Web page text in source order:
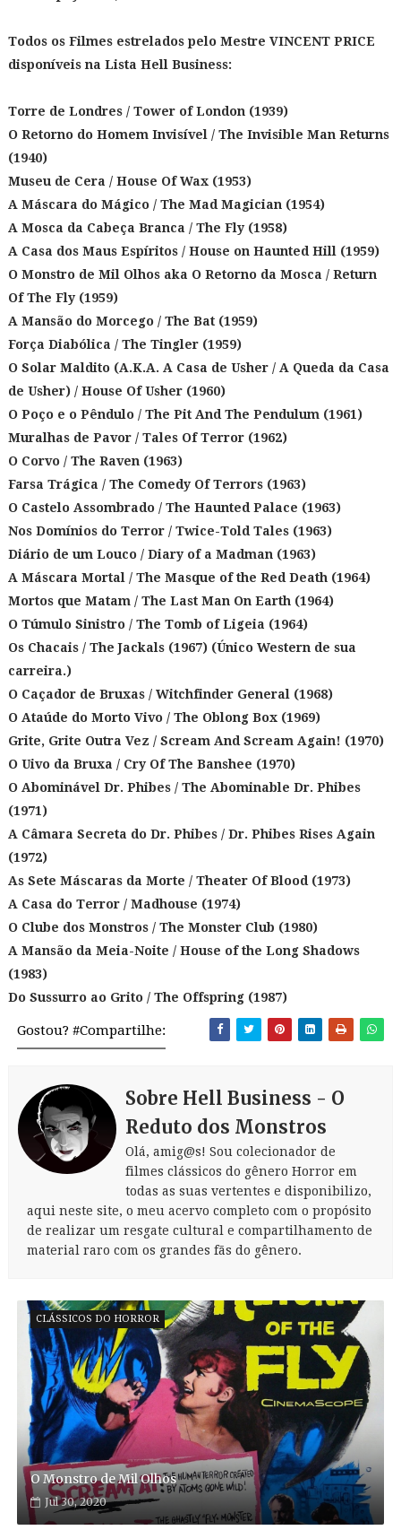
Todos os Filmes estrelados pelo Mestre VINCENT PRICE
disponíveis na Lista Hell Business:
Torre de Londres / Tower of London (1939)
O Retorno do Homem Invisível / The Invisible Man Returns
(1940)
Museu de Cera / House Of Wax (1953)
A Máscara do Mágico / The Mad Magician (1954)
A Mosca da Cabeça Branca / The Fly (1958)
A Casa dos Maus Espíritos / House on Haunted Hill (1959)
O Monstro de Mil Olhos aka O Retorno da Mosca / Return
Of The Fly (1959)
A Mansão do Morcego / The Bat (1959)
Força Diabólica / The Tingler (1959)
O Solar Maldito (A.K.A. A Casa de Usher / A Queda da Casa
de Usher) / House Of Usher (1960)
O Poço e o Pêndulo / The Pit And The Pendulum (1961)
Muralhas de Pavor / Tales Of Terror (1962)
O Corvo / The Raven (1963)
Farsa Trágica / The Comedy Of Terrors (1963)
O Castelo Assombrado / The Haunted Palace (1963)
Nos Domínios do Terror / Twice-Told Tales (1963)
Diário de um Louco / Diary of a Madman (1963)
A Máscara Mortal / The Masque of the Red Death (1964)
Mortos que Matam / The Last Man On Earth (1964)
O Túmulo Sinistro / The Tomb of Ligeia (1964)
Os Chacais / The Jackals (1967) (Único Western de sua
carreira.)
O Caçador de Bruxas / Witchfinder General (1968)
O Ataúde do Morto Vivo / The Oblong Box (1969)
Grite, Grite Outra Vez / Scream And Scream Again! (1970)
O Uivo da Bruxa / Cry Of The Banshee (1970)
O Abominável Dr. Phibes / The Abominable Dr. Phibes
(1971)
A Câmara Secreta do Dr. Phibes / Dr. Phibes Rises Again
(1972)
As Sete Máscaras da Morte / Theater Of Blood (1973)
A Casa do Terror / Madhouse (1974)
O Clube dos Monstros / The Monster Club (1980)
A Mansão da Meia-Noite / House of the Long Shadows
(1983)
Do Sussurro ao Grito / The Offspring (1987)
Gostou? #Compartilhe:
Sobre Hell Business - O
Reduto dos Monstros
Olá, amig@s! Sou colecionador de
filmes clássicos do gênero Horror em
todas as suas vertentes e disponibilizo,
aqui neste site, o meu acervo completo com o propósito
de realizar um resgate cultural e compartilhamento de
material raro com os grandes fãs do gênero.
CLÁSSICOS DO HORROR
O Monstro de Mil Olhos
Jul 30, 2020